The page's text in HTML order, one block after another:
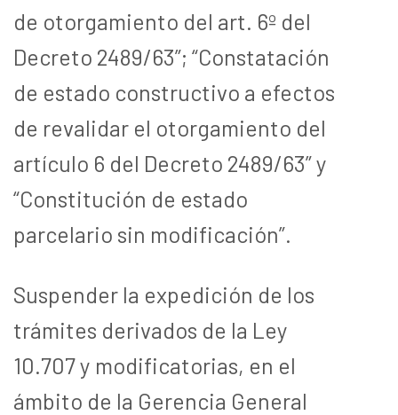
de otorgamiento del art. 6º del
Decreto 2489/63”; “Constatación
de estado constructivo a efectos
de revalidar el otorgamiento del
artículo 6 del Decreto 2489/63” y
“Constitución de estado
parcelario sin modificación”.
Suspender la expedición de los
trámites derivados de la Ley
10.707 y modificatorias, en el
ámbito de la Gerencia General